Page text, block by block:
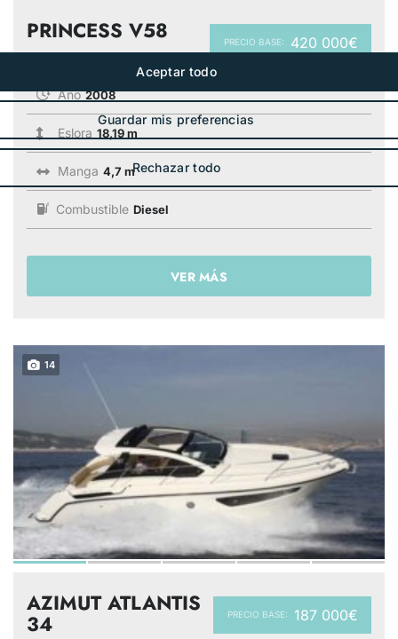
PRECIO BASE: 420 000€
PRINCESS V58
Año 2008
Eslora 18,19 m
Manga 4,7 m
Combustible Diesel
VER MÁS
14
PRECIO BASE: 187 000€
AZIMUT ATLANTIS
34